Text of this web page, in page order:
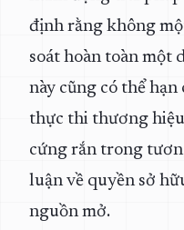
định rằng không
soát hoàn toàn một
này cũng có thể
thực thi thương
cứng rắn trong
luận về quyền sở
nguồn mở.